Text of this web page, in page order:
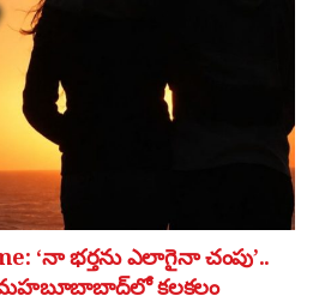
‘నా భర్తను ఎలాగైనా చంపు’..
మహబూబాబాద్‌లో కలకలం